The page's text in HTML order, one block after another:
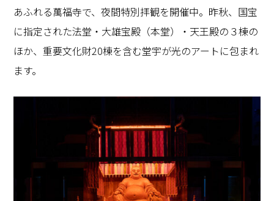
あふれる萬福寺で、夜間特別拝観を開催中。昨秋、国宝
に指定された法堂・大雄宝殿（本堂）・天王殿の３棟の
ほか、重要文化財20棟を含む堂宇が光のアートに包まれ
ます。